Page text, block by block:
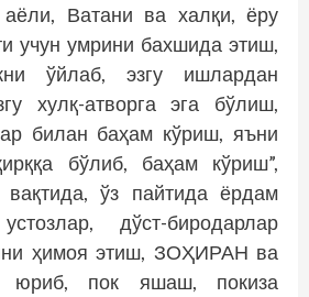
Ватани ва халқи, ёру
учун умрини бахшида этиш,
ўйлаб, эзгу ишлардан
хулқ-атворга эга бўлиш,
билан баҳам кўриш, яъни
бўлиб, баҳам кўриш”,
вақтида, ўз пайтида ёрдам
дўст-биродарлар
ҳимоя этиш, ЗОҲИРАН ва
пок яшаш, покиза